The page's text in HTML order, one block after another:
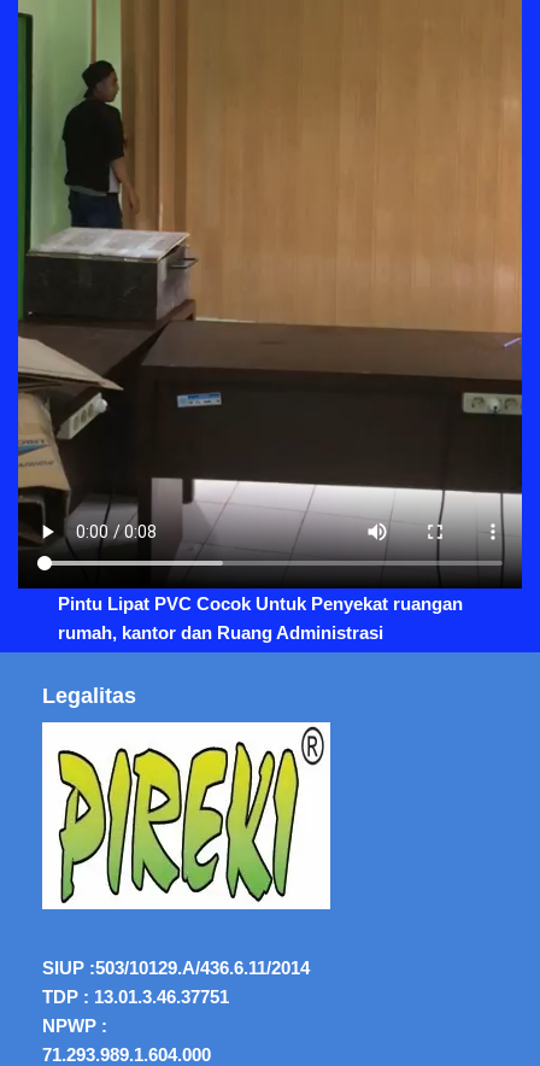
Pintu Lipat PVC Cocok Untuk Penyekat ruangan
rumah, kantor dan Ruang Administrasi
Legalitas
SIUP :503/10129.A/436.6.11/2014
TDP : 13.01.3.46.37751
NPWP :
71.293.989.1.604.000